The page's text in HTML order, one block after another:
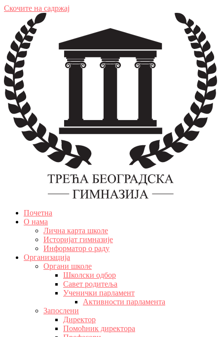
Скочите на садржај
Почетна
О нама
Лична карта школе
Историјат гимназије
Информатор о раду
Организација
Органи школе
Школски одбор
Савет родитеља
Ученички парламент
Активности парламента
Запослени
Директор
Помоћник директора